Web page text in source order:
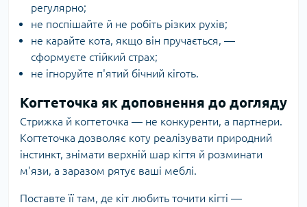
регулярно;
не поспішайте й не робіть різких рухів;
не карайте кота, якщо він пручається, —
сформуєте стійкий страх;
не ігноруйте п'ятий бічний кіготь.
Когтеточка як доповнення до догляду
Стрижка й когтеточка — не конкуренти, а партнери.
Когтеточка дозволяє коту реалізувати природний
інстинкт, знімати верхній шар кігтя й розминати
м'язи, а заразом рятує ваші меблі.
Поставте її там, де кіт любить точити кігті —